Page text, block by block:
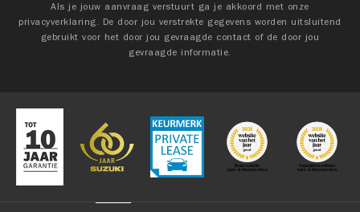
Als je jouw aanvraag verstuurt ga je akkoord met onze
privacyverklaring. De door jou verstrekte gegevens worden uitsluitend
gebruikt voor het door jou gevraagde contact of de door jou
gevraagde informatie.